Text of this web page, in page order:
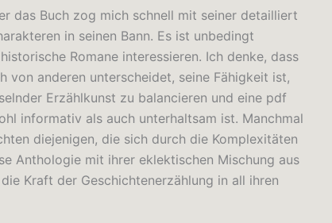
das Buch zog mich schnell mit seiner detailliert
in seinen Bann. Es ist unbedingt
Romane interessieren. Ich denke, dass
von anderen unterscheidet, seine Fähigkeit ist,
Erzählkunst zu balancieren und eine pdf
informativ als auch unterhaltsam ist. Manchmal
diejenigen, die sich durch die Komplexitäten
Anthologie mit ihrer eklektischen Mischung aus
Kraft der Geschichtenerzählung in all ihren